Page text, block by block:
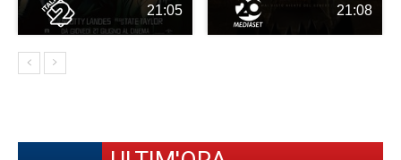
21:05 21:08